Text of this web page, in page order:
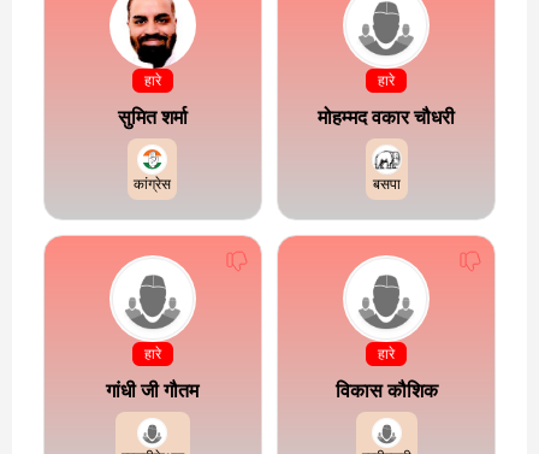
हारे
सुमित शर्मा
कांग्रेस
हारे
मोहम्मद वकार चौधरी
बसपा
हारे
गांधी जी गौतम
हारे
विकास कौशिक